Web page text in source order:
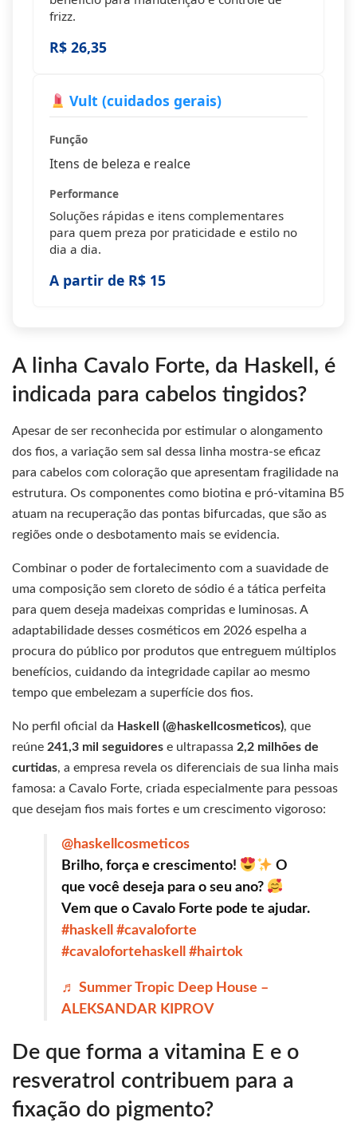
frizz.
R$ 26,35
Vult (cuidados gerais)
Função
Itens de beleza e realce
Performance
Soluções rápidas e itens complementares
para quem preza por praticidade e estilo no
dia a dia.
A partir de R$ 15
A linha Cavalo Forte, da Haskell, é
indicada para cabelos tingidos?
Apesar de ser reconhecida por estimular o alongamento
dos fios, a variação sem sal dessa linha mostra-se eficaz
para cabelos com coloração que apresentam fragilidade na
estrutura. Os componentes como biotina e pró-vitamina B5
atuam na recuperação das pontas bifurcadas, que são as
regiões onde o desbotamento mais se evidencia.
Combinar o poder de fortalecimento com a suavidade de
uma composição sem cloreto de sódio é a tática perfeita
para quem deseja madeixas compridas e luminosas. A
adaptabilidade desses cosméticos em 2026 espelha a
procura do público por produtos que entreguem múltiplos
benefícios, cuidando da integridade capilar ao mesmo
tempo que embelezam a superfície dos fios.
No perfil oficial da Haskell (@haskellcosmeticos), que
reúne 241,3 mil seguidores e ultrapassa 2,2 milhões de
curtidas, a empresa revela os diferenciais de sua linha mais
famosa: a Cavalo Forte, criada especialmente para pessoas
que desejam fios mais fortes e um crescimento vigoroso:
@haskellcosmeticos
Brilho, força e crescimento!
O
que você deseja para o seu ano?
Vem que o Cavalo Forte pode te ajudar.
#haskell
#cavaloforte
#cavalofortehaskell
#hairtok
♬ Summer Tropic Deep House –
ALEKSANDAR KIPROV
De que forma a vitamina E e o
resveratrol contribuem para a
fixação do pigmento?